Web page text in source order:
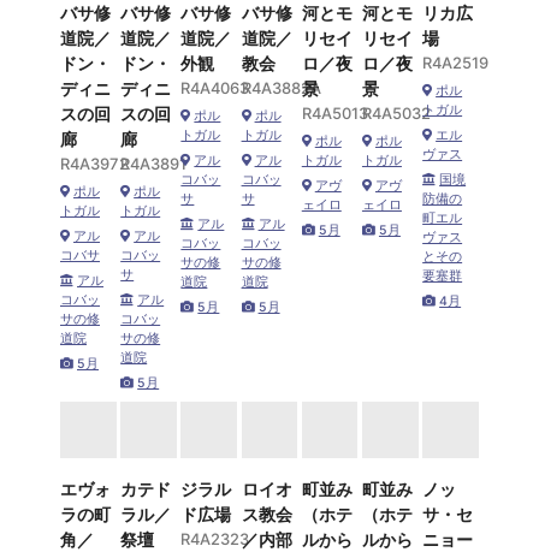
バサ修
道院／
ドン・
ディニ
スの回
廊
R4A3972
ポル
トガル
アル
コバサ
アル
コバッ
サの修
道院
5月
バサ修
道院／
ドン・
ディニ
スの回
廊
R4A3891
ポル
トガル
アル
コバッ
サ
アル
コバッ
サの修
道院
5月
バサ修
道院／
外観
R4A4063
ポル
トガル
アル
コバッ
サ
アル
コバッ
サの修
道院
5月
バサ修
道院／
教会
R4A3882A
ポル
トガル
アル
コバッ
サ
アル
コバッ
サの修
道院
5月
河とモ
リセイ
ロ／夜
景
R4A5013
ポル
トガル
アヴ
ェイロ
5月
河とモ
リセイ
ロ／夜
景
R4A5032
ポル
トガル
アヴ
ェイロ
5月
リカ広
場
R4A2519
ポル
トガル
エル
ヴァス
国境
防備の
町エル
ヴァス
とその
要塞群
4月
エヴォ
ラの町
角／
カテド
ラル／
祭壇
ジラル
ド広場
R4A2323
ロイオ
ス教会
／内部
町並み
（ホテ
ルから
町並み
（ホテ
ルから
ノッ
サ・セ
ニョー